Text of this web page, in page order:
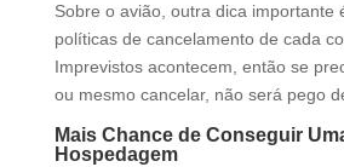
Sobre o avião, outra dica importante
políticas de cancelamento de cada
Imprevistos acontecem, então se
ou mesmo cancelar, não será pego
Mais Chance de Conseguir
Hospedagem